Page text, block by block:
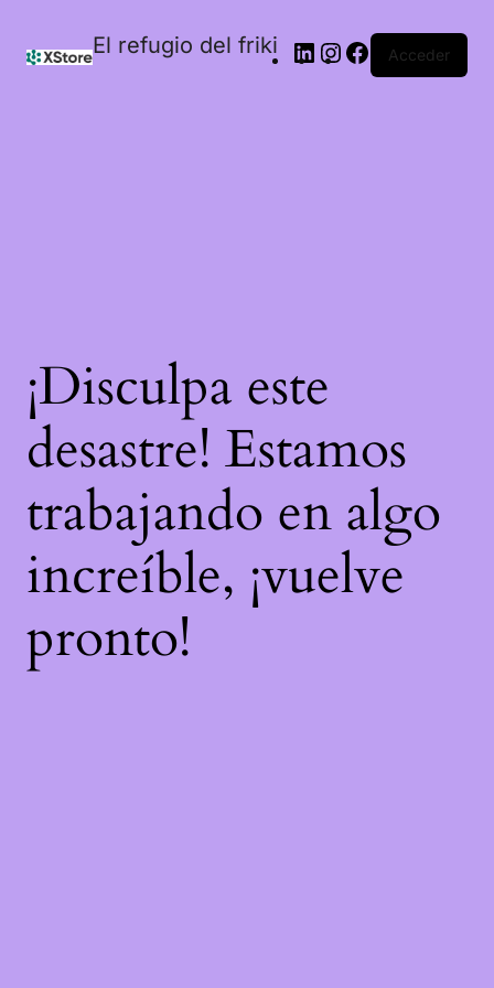
El refugio del friki Acceder
¡Disculpa este
desastre! Estamos
trabajando en algo
increíble, ¡vuelve
pronto!